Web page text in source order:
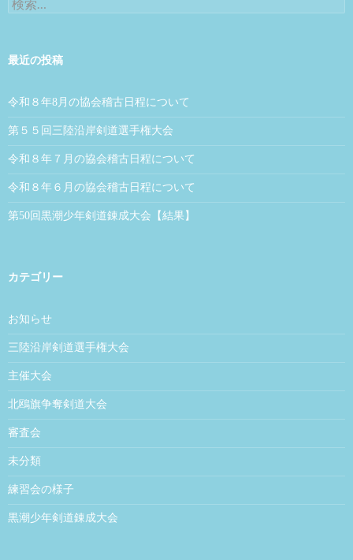
最近の投稿
令和８年8月の協会稽古日程について
第５５回三陸沿岸剣道選手権大会
令和８年７月の協会稽古日程について
令和８年６月の協会稽古日程について
第50回黒潮少年剣道錬成大会【結果】
カテゴリー
お知らせ
三陸沿岸剣道選手権大会
主催大会
北鴎旗争奪剣道大会
審査会
未分類
練習会の様子
黒潮少年剣道錬成大会